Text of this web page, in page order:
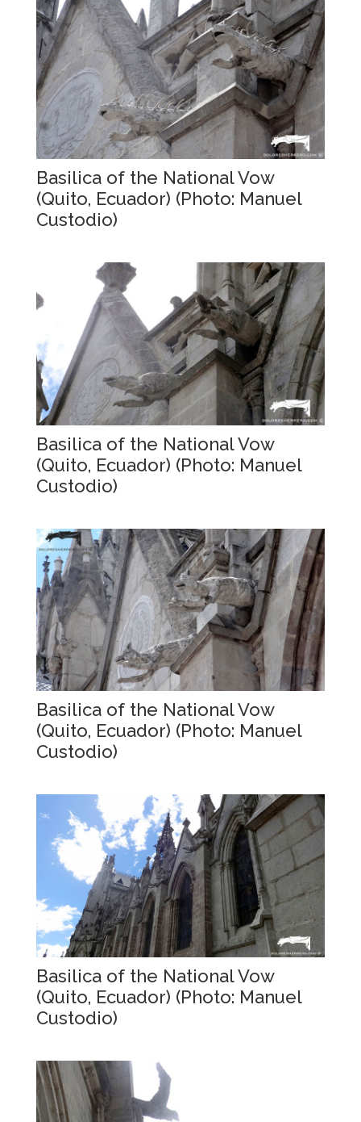
Basilica of the National Vow
(Quito, Ecuador) (Photo: Manuel
Custodio)
Basilica of the National Vow
(Quito, Ecuador) (Photo: Manuel
Custodio)
Basilica of the National Vow
(Quito, Ecuador) (Photo: Manuel
Custodio)
Basilica of the National Vow
(Quito, Ecuador) (Photo: Manuel
Custodio)